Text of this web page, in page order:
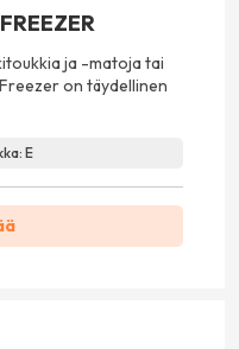
ja -matoja tai
on täydellinen
E